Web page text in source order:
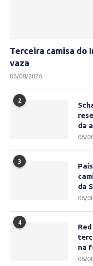
Terceira camisa do
vaza
06/08/2026
2
da
06/
3
da
06/
4
na
06/